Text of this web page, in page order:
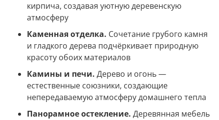
кирпича, создавая уютную деревенскую
атмосферу
Каменная отделка. Сочетание грубого камня
и гладкого дерева подчёркивает природную
красоту обоих материалов
Камины и печи. Дерево и огонь —
естественные союзники, создающие
непередаваемую атмосферу домашнего тепла
Панорамное остекление. Деревянная мебель